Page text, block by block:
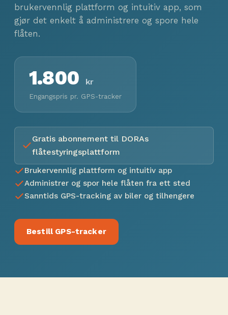
brukervennlig plattform og intuitiv app, som
gjør det enkelt å administrere og spore hele
flåten.
1.800 kr
Engangspris pr. GPS-tracker
Gratis abonnement til DORAs
flåtestyringsplattform
Brukervennlig plattform og intuitiv app
Administrer og spor hele flåten fra ett sted
Sanntids GPS-tracking av biler og tilhengere
Bestill GPS-tracker